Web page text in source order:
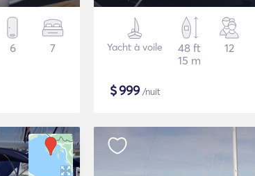
6 7 Yacht à voile
48 ft
15 m
12
$999/nuit